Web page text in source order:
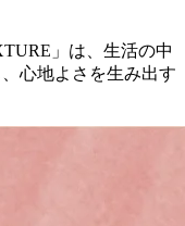
」は、生活の中
心地よさを生み出す